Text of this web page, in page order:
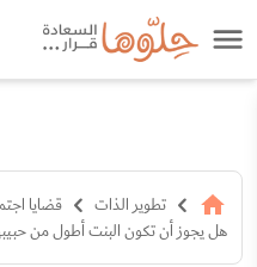
تطوير الذات
قضايا
هل يجوز أن تكون البنت أطول من